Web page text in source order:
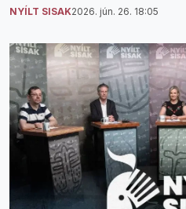
NYÍLT SISAK2026. jún. 26. 18:05